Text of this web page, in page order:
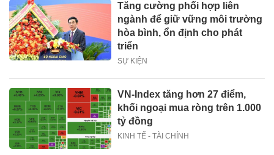
Tăng cường phối hợp liên
ngành để giữ vững môi trường
hòa bình, ổn định cho phát
triển
SỰ KIỆN
VN-Index tăng hơn 27 điểm,
khối ngoại mua ròng trên 1.000
tỷ đồng
KINH TẾ - TÀI CHÍNH